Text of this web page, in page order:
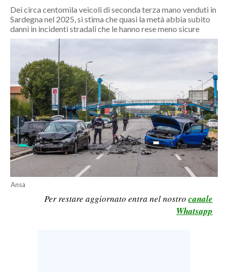
CRONACA
ITALIA
POLITICA
ECONOMIA
SERVIZI ALLE IMPRESE
LAVORO
BANDI
SPORT IN SARDEGNA
Dei circa centomila veicoli di seconda terza mano venduti in
Sardegna nel 2025, si stima che quasi la metà abbia subito
danni in incidenti stradali che le hanno rese meno sicure
Ansa
Per restare aggiornato entra nel nostro canale
Whatsapp